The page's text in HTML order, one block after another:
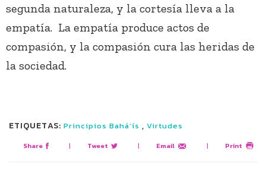
segunda naturaleza, y la cortesía lleva a la
empatía. La empatía produce actos de
compasión, y la compasión cura las heridas de
la sociedad.
ETIQUETAS: Principios Bahá’ís ,Virtudes
Share | Tweet | Email | Print